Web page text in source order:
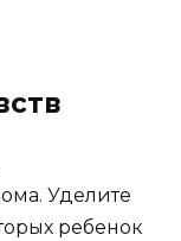
Уделите
ребенок